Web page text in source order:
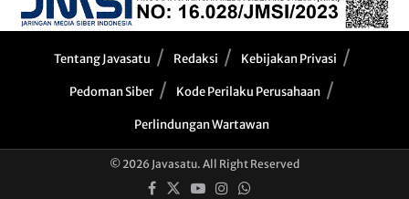
Tentang Javasatu Redaksi Kebijakan Privasi
Pedoman Siber Kode Perilaku Perusahaan
Perlindungan Wartawan
© 2026 Javasatu. All Right Reserved